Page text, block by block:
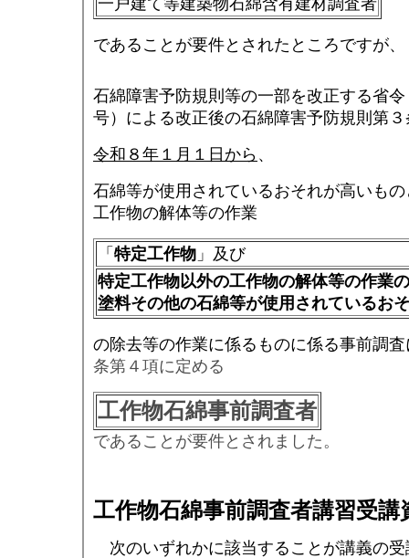
であることが要件とされたところですが、
石綿障害予防規則等の一部を改正する省
号）による改正後の石綿障害予防規則第
令和８年１月１日から 、
石綿等が使用されているおそれが高いも
工作物の解体等の作業
「 特定工作物 」及び
特定工作物以外の工作物の解体等の作業
塗料その他の石綿等が使用されているお
の除去等の作業に係るものに係る事前調
条第４項に定める
工作物石綿事前調査者
であることが要件とされました。
工作物石綿事前調査者講習受講
次のいずれかに該当することが講義の受